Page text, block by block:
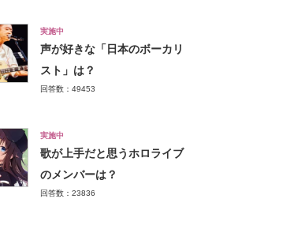
実施中
声が好きな「日本のボーカリ
スト」は？
回答数：49453
実施中
歌が上手だと思うホロライブ
のメンバーは？
回答数：23836